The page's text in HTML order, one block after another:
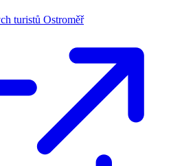
turistů Ostroměř